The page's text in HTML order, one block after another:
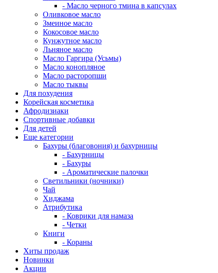
- Масло черного тмина в капсулах
Оливковое масло
Змеиное масло
Кокосовое масло
Кунжутное масло
Льняное масло
Масло Гаргира (Усьмы)
Масло конопляное
Масло расторопши
Масло тыквы
Для похудения
Корейская косметика
Афродизиаки
Спортивные добавки
Для детей
Еще категории
Бахуры (благовония) и бахурницы
- Бахурницы
- Бахуры
- Ароматические палочки
Светильники (ночники)
Чай
Хиджама
Атрибутика
- Коврики для намаза
- Четки
Книги
- Кораны
Хиты продаж
Новинки
Акции